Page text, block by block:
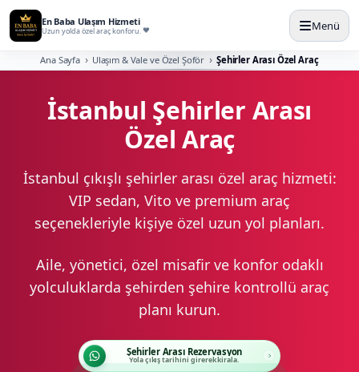
En Baba Ulaşım Hizmeti
Uzun yolda özel araç konforu. Menü
Ana Sayfa Ulaşım & Vale ve Özel Şoför Şehirler Arası Özel Araç
İstanbul Şehirler Arası
Özel Araç
İstanbul çıkışlı şehirler arası özel araç hizmeti:
VIP sedan, Vito ve premium araç
seçenekleriyle kişiye özel uzun yol planları.
Aile, yönetici, özel misafir ve konfor odaklı
yolculuklarda şehirden şehire kontrollü araç
planı kurun.
Şehirler Arası Rezervasyon
Yola çıkış tarihini girerek kirala.